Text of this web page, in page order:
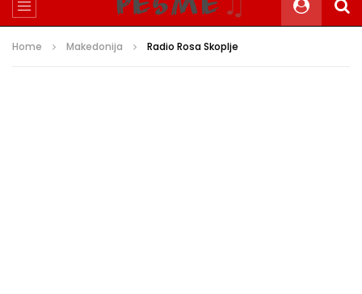
Home Makedonija Radio Rosa Skoplje